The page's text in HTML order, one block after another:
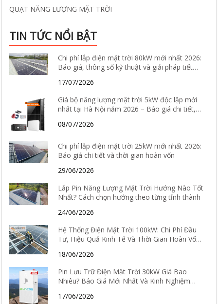
QUẠT NĂNG LƯỢNG MẶT TRỜI
TIN TỨC NỔI BẬT
Chi phí lắp điện mặt trời 80kW mới nhất 2026:
Báo giá, thông số kỹ thuật và giải pháp tiết
17/07/2026
Giá bộ năng lượng mặt trời 5kW độc lập mới
nhất tại Hà Nội năm 2026 – Báo giá chi tiết,
08/07/2026
Chi phí lắp điện mặt trời 25kW mới nhất 2026:
Báo giá chi tiết và thời gian hoàn vốn
29/06/2026
Lắp Pin Năng Lượng Mặt Trời Hướng Nào Tốt
Nhất? Cách chọn hướng theo từng tỉnh thành
24/06/2026
Hệ Thống Điện Mặt Trời 100kW: Chi Phí Đầu
Tư, Hiệu Quả Kinh Tế Và Thời Gian Hoàn Vốn
18/06/2026
Pin Lưu Trữ Điện Mặt Trời 30kW Giá Bao
Nhiêu? Báo Giá Mới Nhất Và Kinh Nghiệm
17/06/2026